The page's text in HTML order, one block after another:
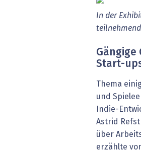
In der
Start-
Thema
und
Indie-
Astrid
über
erzählte